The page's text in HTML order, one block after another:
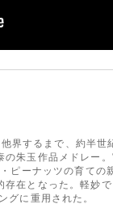
界するまで、約半世
の朱玉作品メドレー
ピーナッツの育ての
存在となった。軽妙
グに重用された。